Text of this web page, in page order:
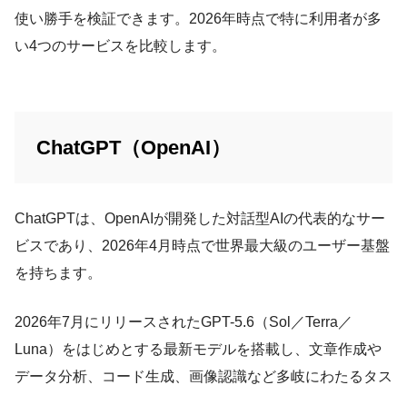
使い勝手を検証できます。2026年時点で特に利用者が多
い4つのサービスを比較します。
ChatGPT（OpenAI）
ChatGPTは、OpenAIが開発した対話型AIの代表的なサー
ビスであり、2026年4月時点で世界最大級のユーザー基盤
を持ちます。
2026年7月にリリースされたGPT-5.6（Sol／Terra／
Luna）をはじめとする最新モデルを搭載し、文章作成や
データ分析、コード生成、画像認識など多岐にわたるタス